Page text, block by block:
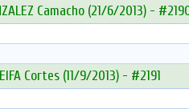
Camacho (21/6/2013) -
Cortes (11/9/2013) - #2191